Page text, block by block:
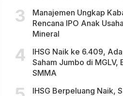
Manajemen Ungkap
Rencana IPO Anak
Mineral
IHSG Naik ke 6.409,
Saham Jumbo di MGLV,
SMMA
IHSG Berpeluang Naik,